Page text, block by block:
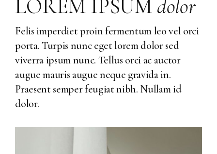
LOREM IPSUM dolor
Felis imperdiet proin fermentum leo vel orci
porta. Turpis nunc eget lorem dolor sed
viverra ipsum nunc. Tellus orci ac auctor
augue mauris augue neque gravida in.
Praesent semper feugiat nibh. Nullam id
dolor.